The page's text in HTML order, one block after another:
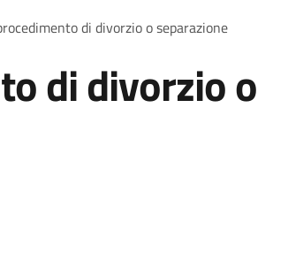
di divorzio o separazione
di divorzio o